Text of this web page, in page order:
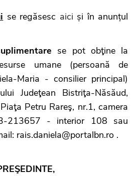
se regăsesc aici și în anunțul
se pot obţine la
umane (persoană de
Maria - consilier principal)
Judeţean Bistriţa-Năsăud,
Petru Rareş, nr.1, camera
213657 - interior 108 sau
rais.daniela@portalbn.ro .